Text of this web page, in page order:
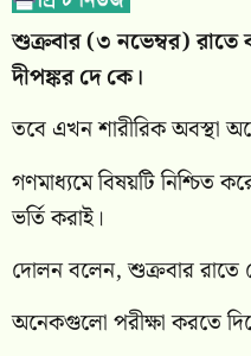
শুক্রবার (৩ নভেম্বর) রাতে
দীপঙ্কর দে কে।
তবে এখন শারীরিক অবস্থা
গণমাধ্যমে বিষয়টি নিশ্চিত
ভর্তি করাই।
দোলন বলেন, শুক্রবার রাতে
অনেকগুলো পরীক্ষা করতে